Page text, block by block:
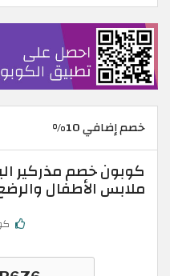
خصم إضافي 10%
ملابس الأطفال